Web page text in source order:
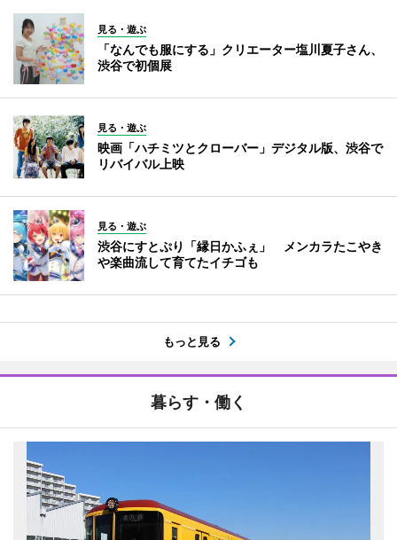
見る・遊ぶ
「なんでも服にする」クリエーター塩川夏子さん、
渋谷で初個展
見る・遊ぶ
映画「ハチミツとクローバー」デジタル版、渋谷で
リバイバル上映
見る・遊ぶ
渋谷にすとぷり「縁日かふぇ」 メンカラたこやき
や楽曲流して育てたイチゴも
もっと見る
暮らす・働く